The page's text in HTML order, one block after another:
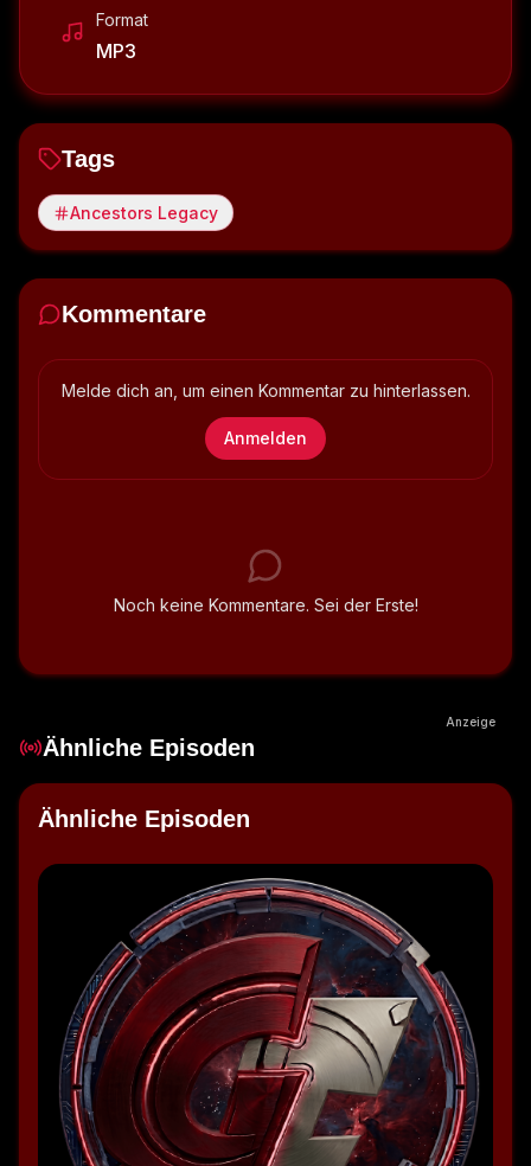
Format
MP3
Tags
Ancestors Legacy
Kommentare
Melde dich an, um einen Kommentar zu hinterlassen.
Anmelden
Noch keine Kommentare. Sei der Erste!
Anzeige
Ähnliche Episoden
Ähnliche Episoden